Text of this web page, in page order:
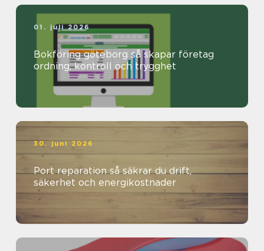
01. juli 2026
Bokföring göteborg så skapar företag
ordning, kontroll och trygghet
30. juni 2026
Port reparation så säkrar du drift,
säkerhet och energikostnader